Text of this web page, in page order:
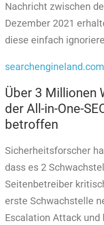
Nachricht zwischen
Dezember 2021
diese einfach
searchengineland.com
Über 3 Millionen
der All-in-One-
betroffen
Sicherheitsforscher
dass es 2
Seitenbetreiber
erste Schwachstelle
Escalation Attack und